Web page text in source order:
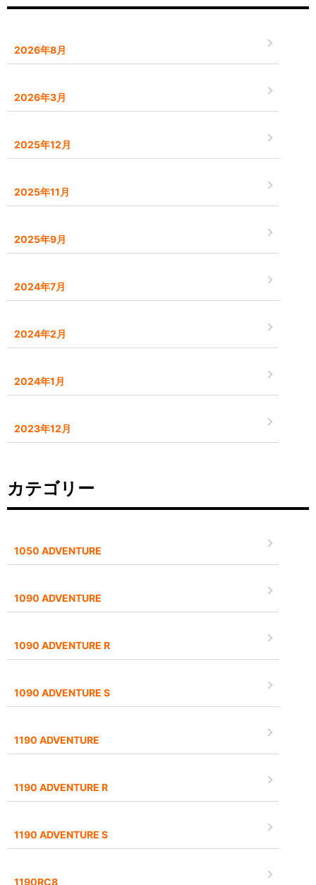
2026年8月
2026年3月
2025年12月
2025年11月
2025年9月
2024年7月
2024年2月
2024年1月
2023年12月
カテゴリー
1050 ADVENTURE
1090 ADVENTURE
1090 ADVENTURE R
1090 ADVENTURE S
1190 ADVENTURE
1190 ADVENTURE R
1190 ADVENTURE S
1190RC8